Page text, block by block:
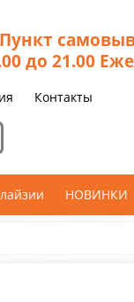
Пункт
до 21.00
Контакты
НОВИНКИ